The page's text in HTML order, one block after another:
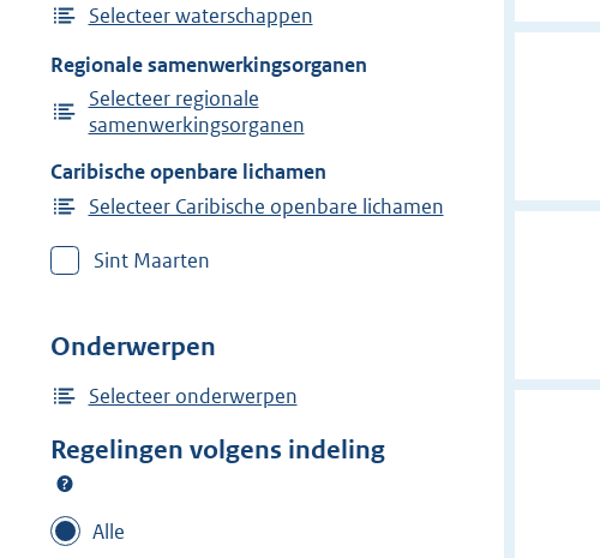
Selecteer waterschappen
Regionale samenwerkingsorganen
Selecteer regionale
samenwerkingsorganen
Caribische openbare lichamen
Selecteer Caribische openbare lichamen
Sint Maarten
Onderwerpen
Selecteer onderwerpen
Regelingen volgens indeling
Alle